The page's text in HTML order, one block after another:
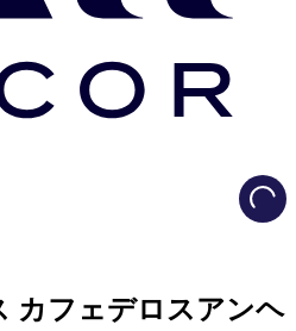
カフェデロスアンヘ